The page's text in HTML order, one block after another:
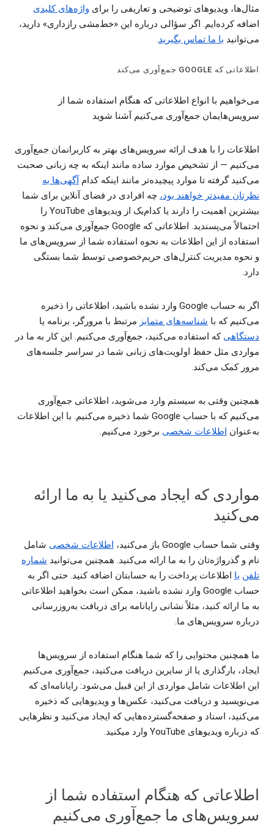
مثال‌ها، ویدیوهای توضیحی و تعاریفی را برای واژه‌های کلیدی
اضافه کرده‌ایم. اگر سؤالی درباره این «خط‌مشی رازداری» دارید،
می‌توانید با ما تماس بگیرید.
اطلاعاتی که GOOGLE جمع‌آوری می‌کند
می‌خواهیم با انواع اطلاعاتی که هنگام استفاده شما از
سرویس‌هایمان جمع‌آوری می‌کنیم آشنا شوید
اطلاعات را با هدف ارائه سرویس‌های بهتر به کاربرانمان جمع‌آوری
می‌کنیم — از تشخیص موارد ساده مانند اینکه به چه زبانی صحبت
می‌کنید گرفته تا موارد پیچیده‌تر مانند اینکه کدام آگهی‌ها به
نظرتان مفیدتر خواهند بود، چه افرادی در فضای آنلاین برای شما
بیشترین اهمیت را دارند یا کدام‌یک از ویدیوهای YouTube را
احتمالاً می‌پسندید. اطلاعاتی که Google جمع‌آوری می‌کند و نحوه
استفاده از این اطلاعات به نحوه استفاده شما از سرویس‌های ما
و نحوه مدیریت کنترل‌های حریم‌خصوصی توسط شما بستگی
دارد.
اگر به حساب Google وارد نشده باشید، اطلاعاتی را ذخیره
می‌کنیم که با شناسه‌های متمایز مرتبط با مرورگر، برنامه یا
دستگاهی که استفاده می‌کنید، جمع‌آوری می‌کنیم. این کار به ما در
مواردی مثل حفظ اولویت‌های زبانی شما در سراسر جلسه‌های
مرور کمک می‌کند.
همچنین وقتی به سیستم وارد می‌شوید، اطلاعاتی جمع‌آوری
می‌کنیم که با حساب Google شما ذخیره می‌کنیم. با این اطلاعات
به‌عنوان اطلاعات شخصی برخورد می‌کنیم.
مواردی که ایجاد می‌کنید یا به ما ارائه
می‌کنید
وقتی شما حساب Google باز می‌کنید، اطلاعات شخصی شامل
نام و گذرواژه‌تان را به ما ارائه می‌کنید. همچنین می‌توانید شماره
تلفن یا اطلاعات پرداخت را به حسابتان اضافه کنید. حتی اگر به
حساب Google وارد نشده باشید، ممکن است بخواهید اطلاعاتی
به ما ارائه کنید، مثلاً نشانی رایانامه برای دریافت به‌روزرسانی
درباره سرویس‌های ما.
ما همچنین محتوایی را که شما هنگام استفاده از سرویس‌ها
ایجاد، بارگذاری یا از سایرین دریافت می‌کنید، جمع‌آوری می‌کنیم.
این اطلاعات شامل مواردی از این قبیل می‌شود: رایانامه‌ای که
می‌نویسید و دریافت می‌کنید، عکس‌ها و ویدیوهایی که ذخیره
می‌کنید، اسناد و صفحه‌گسترده‌هایی که ایجاد می‌کنید و نظرهایی
که درباره ویدیوهای YouTube وارد میکنید.
اطلاعاتی که هنگام استفاده شما از
سرویس‌های ما جمع‌‌آوری می‌کنیم